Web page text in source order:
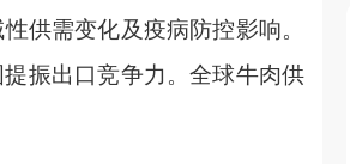
供需变化及疫病防控影响。
振出口竞争力。全球牛肉供